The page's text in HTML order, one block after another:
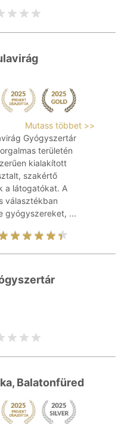
Mutass többet >>
Gyógyszertár
területén
kialakított
szakértő
a látogatókat. A
választékban
gyógyszereket, ...
Balatonfüred